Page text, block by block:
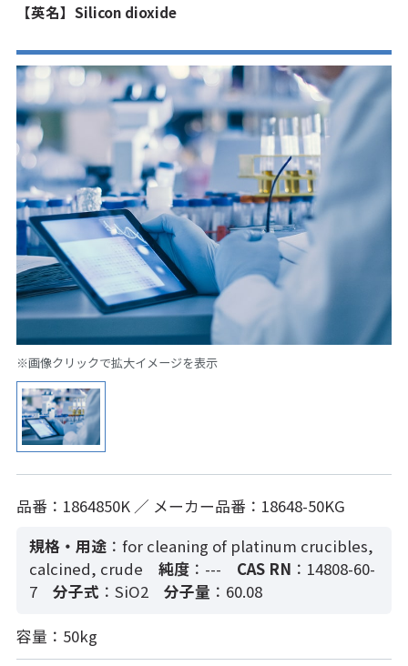
【英名】Silicon dioxide
※画像クリックで拡大イメージを表示
品番：1864850K ／ メーカー品番：18648-50KG
規格・用途 ：for cleaning of platinum crucibles,
calcined, crude
純度：--- CAS RN ：14808-60-
7
分子式 ：SiO2 分子量 ：60.08
容量：50kg